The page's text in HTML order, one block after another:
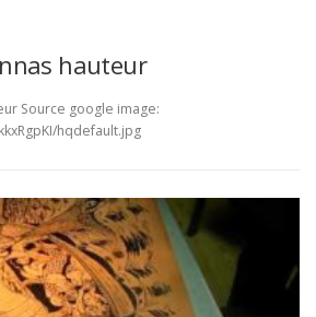
hauteur
Source google image:
hqdefault.jpg